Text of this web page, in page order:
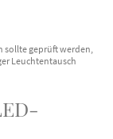
sollte geprüft werden,
Leuchtentausch